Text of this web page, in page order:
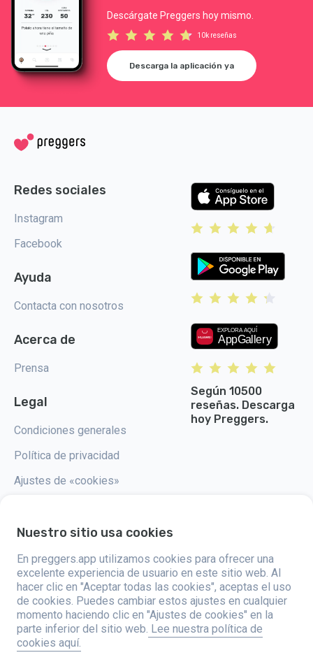
Descárgate Preggers hoy mismo.
10k reseñas
Descarga la aplicación ya
Redes sociales
Instagram
Facebook
Ayuda
Contacta con nosotros
Acerca de
Prensa
Legal
Condiciones generales
Política de privacidad
Ajustes de «cookies»
Según 10500
reseñas. Descarga
hoy Preggers.
Preggers, creado por el estudio de aplicaciones sueco Stroller AB en
2017, tiene como objetivo simplificar la paternidad para los futuros y
nuevos padres de todo el mundo. Con un equipo diverso y
colaboraciones con expertos, han desarrollado aplicaciones fáciles de
usar que son utilizadas por más de dos millones de personas. Preggers
ofrece una experiencia única en 3D, proporcionando actualizaciones,
consejos y herramientas personalizadas para cada etapa del embarazo.
También apoya a los nuevos padres con consejos prácticos sobre el
cuidado de los recién nacidos. Al fomentar la inclusividad, Preggers
apoya diferentes configuraciones familiares. Con millones de descargas
Nuestro sitio usa cookies
En preggers.app utilizamos cookies para ofrecer una
excelente experiencia de usuario en este sitio web. Al
hacer clic en "Aceptar todas las cookies", aceptas el uso
de cookies. Puedes cambiar estos ajustes en cualquier
momento haciendo clic en "Ajustes de cookies" en la
parte inferior del sitio web. Lee nuestra política de
cookies aquí.